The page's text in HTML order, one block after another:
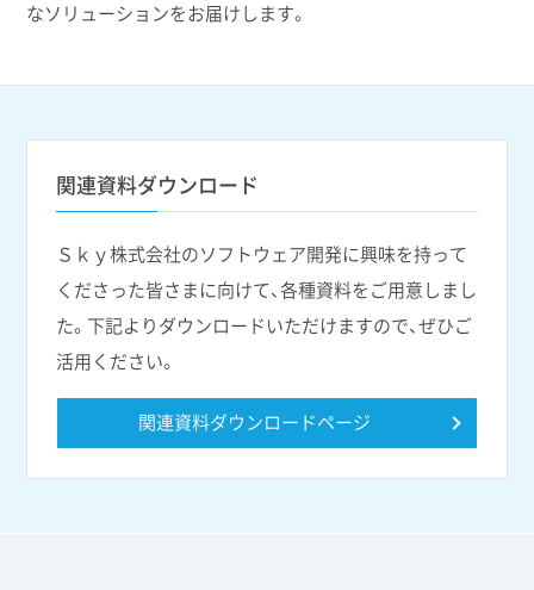
なソリューションをお届けします。
関連資料ダウンロード
Ｓｋｙ株式会社のソフトウェア開発に興味を持って
くださった皆さまに向けて、各種資料をご用意しまし
た。下記よりダウンロードいただけますので、ぜひご
活用ください。
関連資料ダウンロードページ